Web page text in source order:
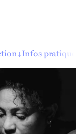
↓Infos